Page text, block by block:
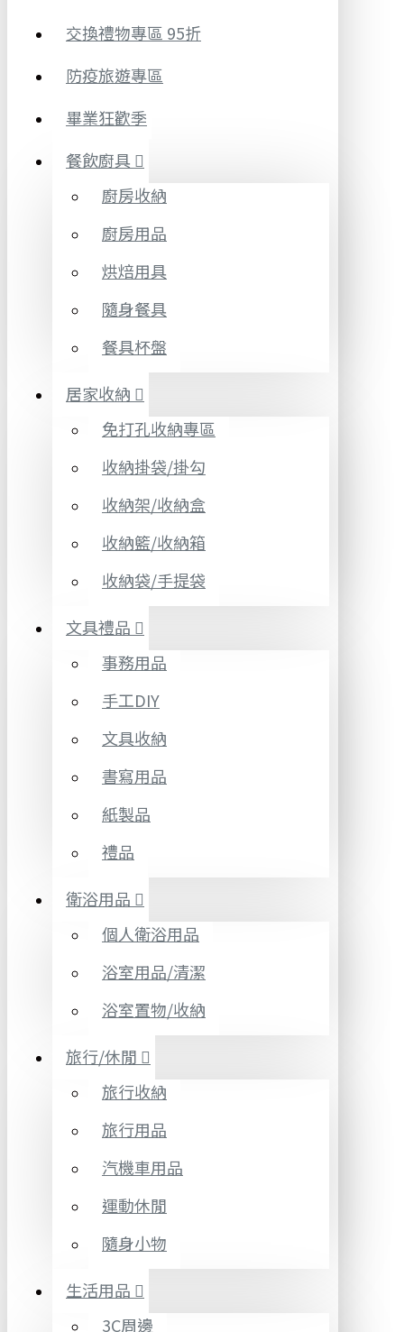
交換禮物專區 95折
防疫旅遊專區
畢業狂歡季
餐飲廚具
廚房收納
廚房用品
烘焙用具
隨身餐具
餐具杯盤
居家收納
免打孔收納專區
收納掛袋/掛勾
收納架/收納盒
收納籃/收納箱
收納袋/手提袋
文具禮品
事務用品
手工DIY
文具收納
書寫用品
紙製品
禮品
衛浴用品
個人衛浴用品
浴室用品/清潔
浴室置物/收納
旅行/休閒
旅行收納
旅行用品
汽機車用品
運動休閒
隨身小物
生活用品
3C周邊